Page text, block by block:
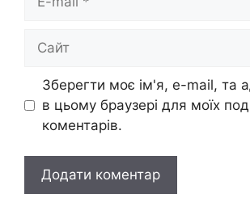
mail
Зберегти моє ім'я, e-mail, та
в цьому браузері для моїх
коментарів.